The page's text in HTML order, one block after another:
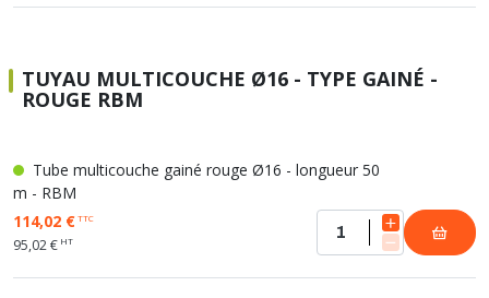
TUYAU MULTICOUCHE Ø16 - TYPE GAINÉ -
ROUGE RBM
Tube multicouche gainé rouge Ø16 - longueur 50
m - RBM
114,02 €TTC
95,02 € HT